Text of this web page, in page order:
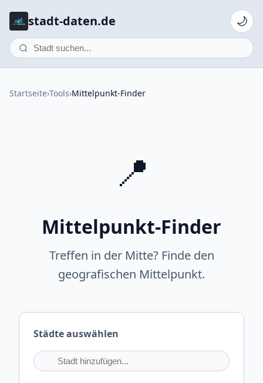
stadt-daten.de 🌙
Startseite›Tools›Mittelpunkt-Finder
📍
Mittelpunkt-Finder
Treffen in der Mitte? Finde den
geografischen Mittelpunkt.
Städte auswählen